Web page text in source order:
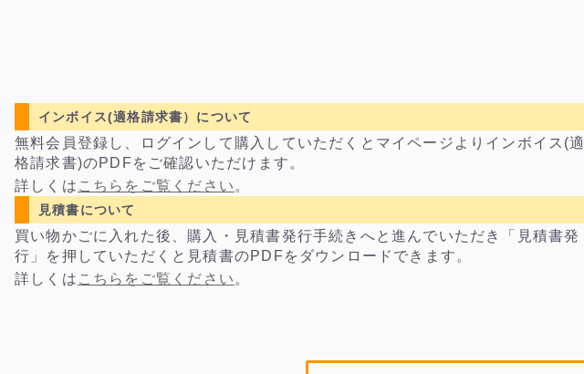
インボイス(適格請求書）について
無料会員登録し、ログインして購入していただくとマイページよりインボイス(適
格請求書)のPDFをご確認いただけます。
詳しくは こちらをご覧ください 。
見積書について
買い物かごに入れた後、購入・見積書発行手続きへと進んでいただき「見積書発
行」を押していただくと見積書のPDFをダウンロードできます。
詳しくは こちらをご覧ください 。